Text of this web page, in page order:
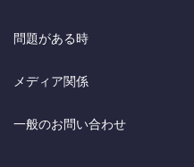
問題がある時
メディア関係
一般のお問い合わせ